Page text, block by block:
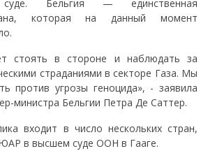
суде. Бельгия — единственная
которая на данный момент
стоять в стороне и наблюдать за
страданиями в секторе Газа. Мы
против угрозы геноцида», - заявила
министра Бельгии Петра Де Саттер.
входит в число нескольких стран,
в высшем суде ООН в Гааге.